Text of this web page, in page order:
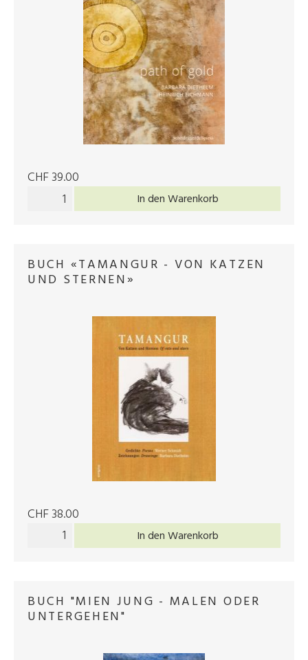
CHF 39.00
In den Warenkorb
BUCH «TAMANGUR - VON KATZEN
UND STERNEN»
CHF 38.00
In den Warenkorb
BUCH "MIEN JUNG - MALEN ODER
UNTERGEHEN"